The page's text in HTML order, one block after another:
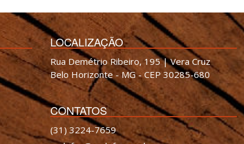
LOCALIZAÇÃO
Rua Demétrio Ribeiro, 195 | Vera Cruz
Belo Horizonte - MG - CEP 30285-680
CONTATOS
(31) 3224-7659